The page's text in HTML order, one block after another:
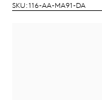
SKU: 116-AA-MA91-DA